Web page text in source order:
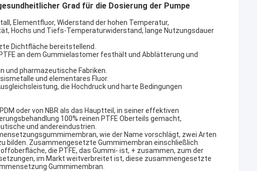
Grad für die Dosierung der Pumpe
Elementfluor, Widerstand der hohen Temperatur,
Hochs und Tiefs-Temperaturwiderstand, lange Nutzungsdauer
Dichtfläche bereitstellend.
an dem Gummielastomer festhält und Abblätterung und
und pharmazeutische Fabriken.
und elementares Fluor.
die Hochdruck und harte Bedingungen
oder von NBR als das Hauptteil, in seiner effektiven
100% reinen PTFE Oberteils gemacht,
und andereindustrien.
wie der Name vorschlägt, zwei Arten
bilden. Zusammengesetzte Gummimembran einschließlich
die PTFE, das Gummi- ist, + zusammen, zum der
im Markt weitverbreitet ist, diese zusammengesetzte
Gummimembran.